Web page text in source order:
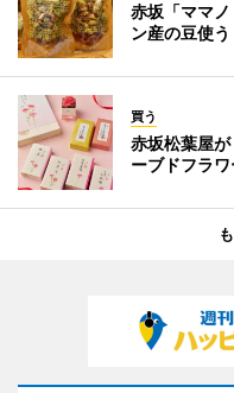
赤坂「ママ
ン産の豆使う
買う
赤坂松葉屋
ーブドフラワ